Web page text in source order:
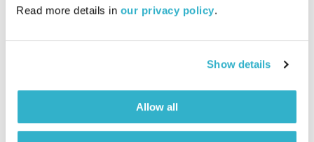
Read more details in our privacy policy.
Show details
Allow all
אודיו